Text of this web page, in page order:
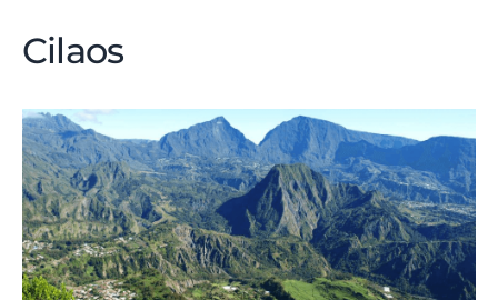
Cilaos